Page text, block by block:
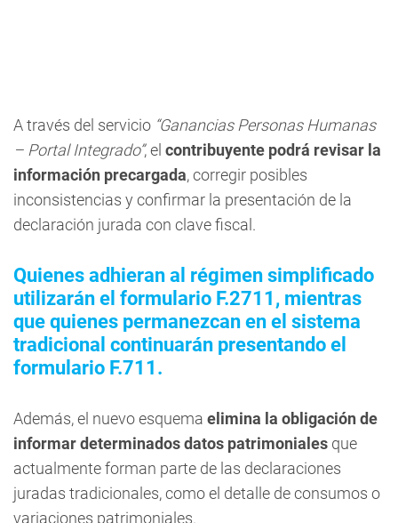
A través del servicio “Ganancias Personas Humanas
– Portal Integrado”, el contribuyente podrá revisar la
información precargada, corregir posibles
inconsistencias y confirmar la presentación de la
declaración jurada con clave fiscal.
Quienes adhieran al régimen simplificado
utilizarán el formulario F.2711, mientras
que quienes permanezcan en el sistema
tradicional continuarán presentando el
formulario F.711.
Además, el nuevo esquema elimina la obligación de
informar determinados datos patrimoniales que
actualmente forman parte de las declaraciones
juradas tradicionales, como el detalle de consumos o
variaciones patrimoniales.